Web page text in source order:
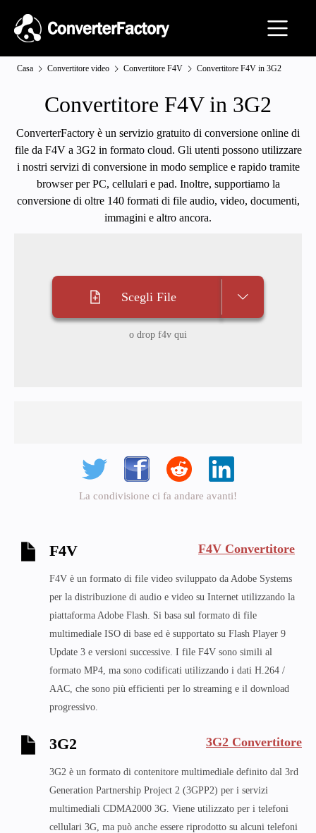
Casa Convertitore video Convertitore F4V Convertitore F4V in 3G2
Convertitore F4V in 3G2
ConverterFactory è un servizio gratuito di conversione online di
file da F4V a 3G2 in formato cloud. Gli utenti possono utilizzare
i nostri servizi di conversione in modo semplice e rapido tramite
browser per PC, cellulari e pad. Inoltre, supportiamo la
conversione di oltre 140 formati di file audio, video, documenti,
immagini e altro ancora.
Scegli File
o drop f4v qui
La condivisione ci fa andare avanti!
F4V F4V Convertitore
F4V è un formato di file video sviluppato da Adobe Systems
per la distribuzione di audio e video su Internet utilizzando la
piattaforma Adobe Flash. Si basa sul formato di file
multimediale ISO di base ed è supportato su Flash Player 9
Update 3 e versioni successive. I file F4V sono simili al
formato MP4, ma sono codificati utilizzando i dati H.264 /
AAC, che sono più efficienti per lo streaming e il download
progressivo.
3G2 3G2 Convertitore
3G2 è un formato di contenitore multimediale definito dal 3rd
Generation Partnership Project 2 (3GPP2) per i servizi
multimediali CDMA2000 3G. Viene utilizzato per i telefoni
cellulari 3G, ma può anche essere riprodotto su alcuni telefoni